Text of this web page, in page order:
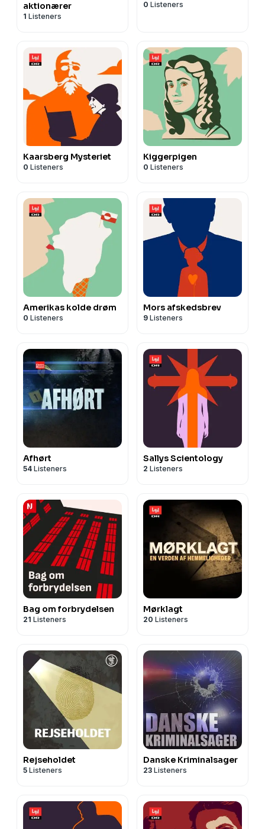
aktionærer
1 Listeners
0 Listeners
Kaarsberg Mysteriet
0 Listeners
Kiggerpigen
0 Listeners
Amerikas kolde drøm
0 Listeners
Mors afskedsbrev
9 Listeners
Afhørt
54 Listeners
Sallys Scientology
2 Listeners
Bag om forbrydelsen
21 Listeners
Mørklagt
20 Listeners
Rejseholdet
5 Listeners
Danske Kriminalsager
23 Listeners